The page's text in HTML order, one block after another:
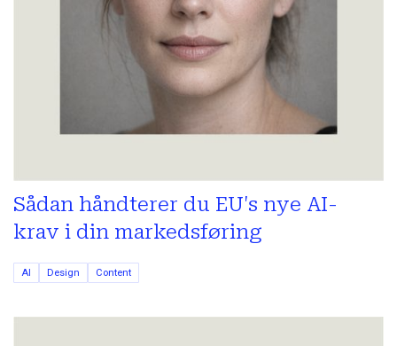
Sådan håndterer du EU's nye AI-
krav i din markedsføring
AI Design Content